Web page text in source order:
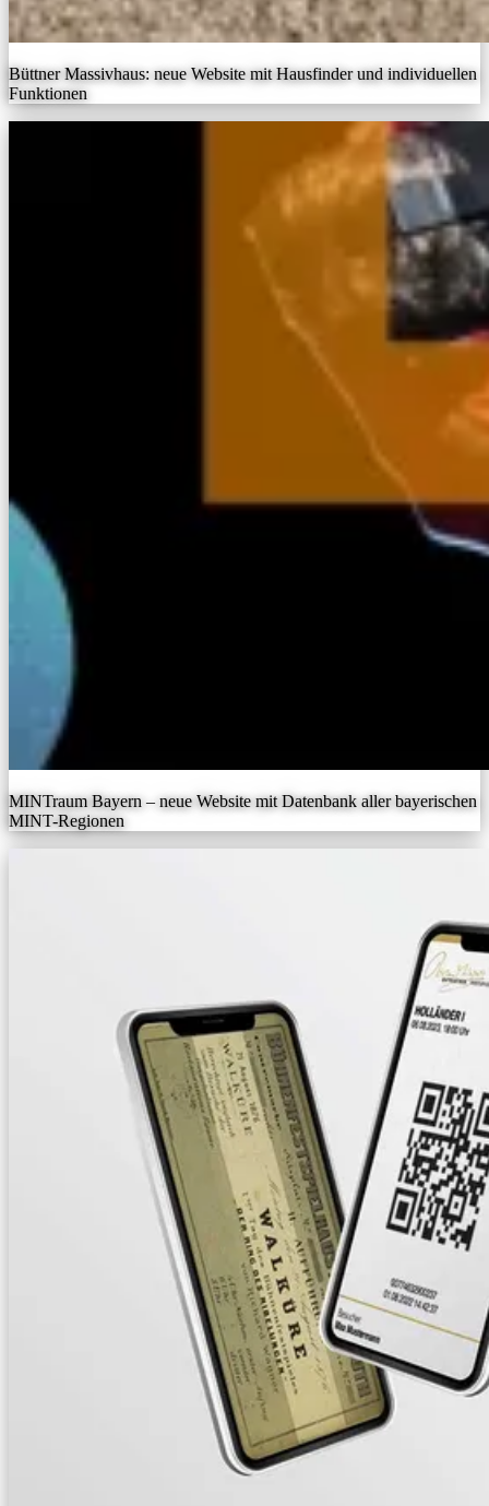
Büttner Massivhaus: neue Website mit Hausfinder und individuellen
Funktionen
MINTraum Bayern – neue Website mit Datenbank aller bayerischen
MINT-Regionen